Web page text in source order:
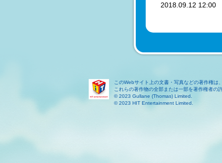
2018.09.12
このWebサイト上の文書・写真などの著作権
これらの著作物の全部または一部を著作権者の
© 2023 Gullane (Thomas) Limited.
© 2023 HIT Entertainment Limited.